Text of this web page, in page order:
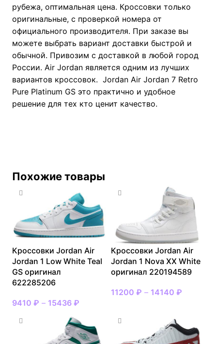
рубежа, оптимальная цена. Кроссовки только
оригинальные, с проверкой номера от
официального производителя. При заказе вы
можете выбрать вариант доставки быстрой и
обычной. Привозим с доставкой в любой город
России. Air Jordan является одним из лучших
вариантов кроссовок. Jordan Air Jordan 7 Retro
Pure Platinum GS это практично и удобное
решение для тех кто ценит качество.
Похожие товары
Кроссовки Jordan Air
Jordan 1 Low White Teal
GS оригинал
622285206
9410 ₽ – 15436 ₽
Кроссовки Jordan Air
Jordan 1 Nova XX White
оригинал 220194589
11200 ₽ – 14140 ₽